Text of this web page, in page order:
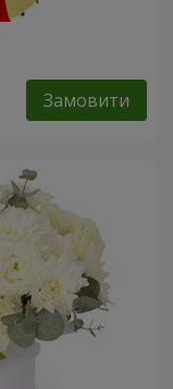
Замовити